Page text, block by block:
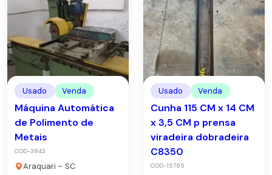
Usado Venda
Máquina Automática
de Polimento de
Metais
COD-3843
Araquari – SC
Usado Venda
Cunha 115 CM x 14 CM
x 3,5 CM p prensa
viradeira dobradeira
C8350
COD-15795